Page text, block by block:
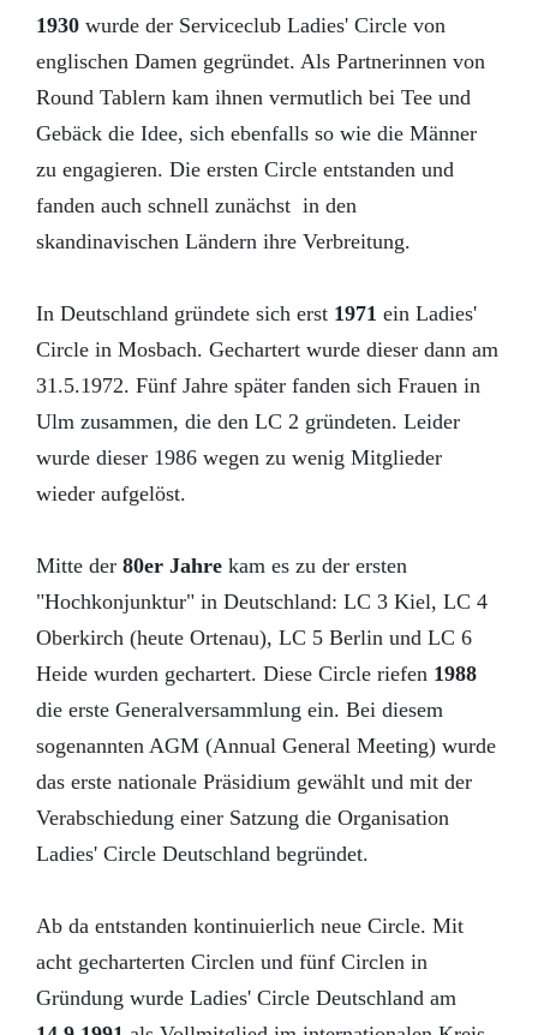
1930 wurde der Serviceclub Ladies' Circle von
englischen Damen gegründet. Als Partnerinnen von
Round Tablern kam ihnen vermutlich bei Tee und
Gebäck die Idee, sich ebenfalls so wie die Männer
zu engagieren. Die ersten Circle entstanden und
fanden auch schnell zunächst in den
skandinavischen Ländern ihre Verbreitung.
In Deutschland gründete sich erst 1971 ein Ladies'
Circle in Mosbach. Gechartert wurde dieser dann am
31.5.1972. Fünf Jahre später fanden sich Frauen in
Ulm zusammen, die den LC 2 gründeten. Leider
wurde dieser 1986 wegen zu wenig Mitglieder
wieder aufgelöst.
Mitte der 80er Jahre kam es zu der ersten
"Hochkonjunktur" in Deutschland: LC 3 Kiel, LC 4
Oberkirch (heute Ortenau), LC 5 Berlin und LC 6
Heide wurden gechartert. Diese Circle riefen 1988
die erste Generalversammlung ein. Bei diesem
sogenannten AGM (Annual General Meeting) wurde
das erste nationale Präsidium gewählt und mit der
Verabschiedung einer Satzung die Organisation
Ladies' Circle Deutschland begründet.
Ab da entstanden kontinuierlich neue Circle. Mit
acht gecharterten Circlen und fünf Circlen in
Gründung wurde Ladies' Circle Deutschland am